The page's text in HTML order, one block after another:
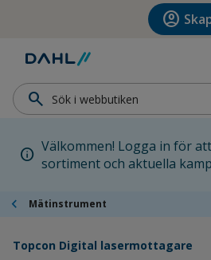
Hoppa till huvudinnehållet account_circle
search
info Välkommen! Logga in för
sortiment och aktuella
chevron_left Mätinstrument
Topcon Digital lasermottagare